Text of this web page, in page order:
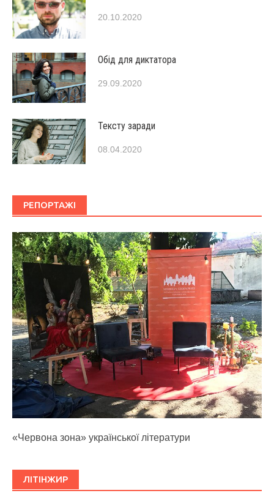
20.10.2020
Обід для диктатора
29.09.2020
Тексту заради
08.04.2020
РЕПОРТАЖІ
«Червона зона» української літератури
ЛІТІНЖИР